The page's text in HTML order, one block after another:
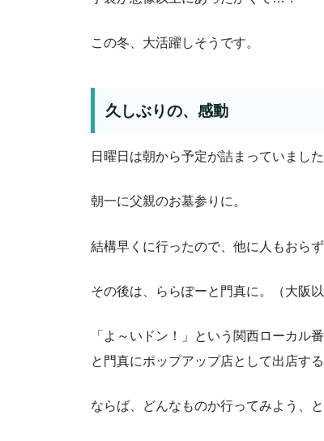
この冬、大活躍しそうです。
久しぶりの、感動
日曜日は朝から予定が詰まっていました
朝一に父親のお墓参りに。
結構早くに行ったので、他に人もおら
その後は、ららぽーと門真に。（大阪
「よ～いドン！」という関西ローカル
と門真にポップアップ店として出店す
ならば、どんなものか行ってみよう、と